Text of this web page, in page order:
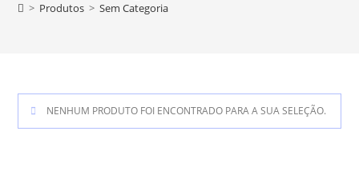
> Produtos > Sem Categoria
NENHUM PRODUTO FOI ENCONTRADO PARA A SUA SELEÇÃO.